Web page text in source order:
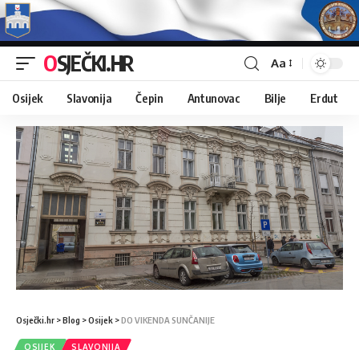
OSJEČKI.HR Aa
Osijek Slavonija Čepin Antunovac Bilje Erdut
Osječki.hr >Blog >Osijek >DO VIKENDA SUNČANIJE
OSIJEK SLAVONIJA